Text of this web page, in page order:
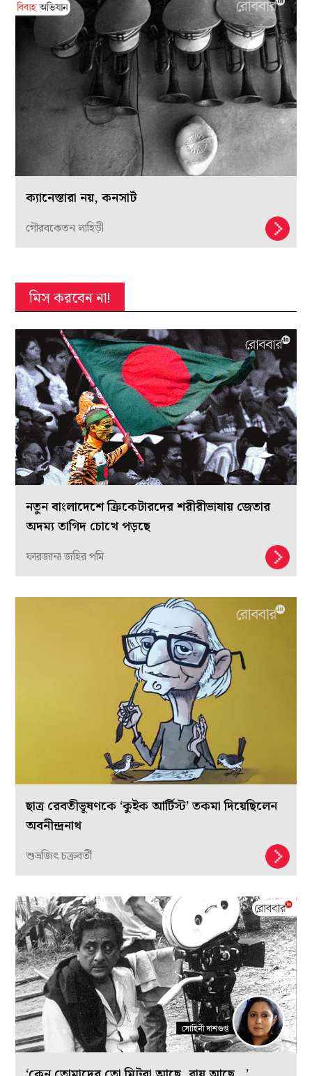
ক্যানেস্তারা নয়, কনসার্ট
গৌরবকেতন লাহিড়ী
মিস করবেন না!
নতুন বাংলাদেশে ক্রিকেটারদের শরীরীভাষায় জেতার
অদম্য তাগিদ চোখে পড়ছে
ফারজানা জহির পমি
ছাত্র রেবতীভূষণকে ‘কুইক আর্টিস্ট’ তকমা দিয়েছিলেন
অবনীন্দ্রনাথ
শুভ্রজিৎ চক্রবর্তী